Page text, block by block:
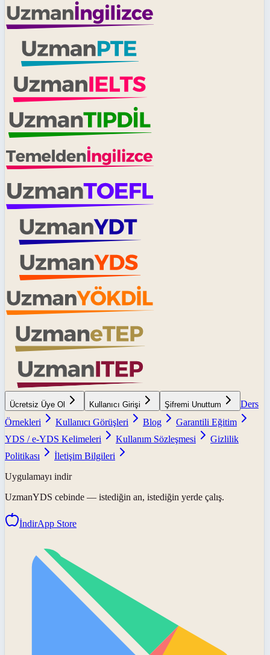
Ücretsiz Üye Ol Kullanıcı Girişi Şifremi Unuttum
Ders
Örnekleri
Kullanıcı Görüşleri Blog
Garantili Eğitim
YDS / e-YDS Kelimeleri
Kullanım Sözleşmesi
Gizlilik
Politikası
İletişim Bilgileri
Uygulamayı indir
UzmanYDS cebinde — istediğin an, istediğin yerde çalış.
İndirApp Store